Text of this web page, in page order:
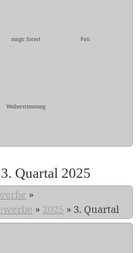
magic forest Pati
Weiherstimmung
Quartal 2025
»
» 2025 » 3. Quartal